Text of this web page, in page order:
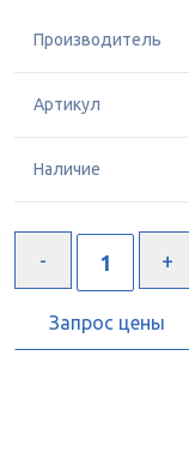
Производитель
Артикул
Наличие
Запрос цены